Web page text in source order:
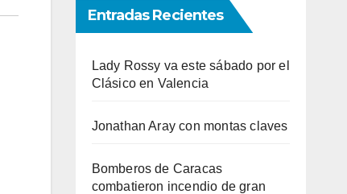
Entradas Recientes
Lady Rossy va este sábado por el
Clásico en Valencia
Jonathan Aray con montas claves
Bomberos de Caracas
combatieron incendio de gran